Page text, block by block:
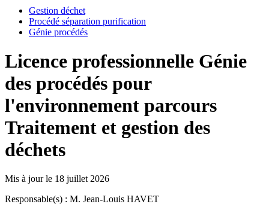
Gestion déchet
Procédé séparation purification
Génie procédés
Licence professionnelle Génie
des procédés pour
l'environnement parcours
Traitement et gestion des
déchets
Mis à jour le 18 juillet 2026
Responsable(s) : M. Jean-Louis HAVET